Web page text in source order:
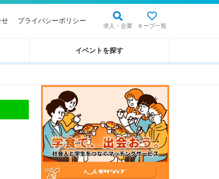
求人・企業 キープ一覧
せ プライバシーポリシー
イベントを探す